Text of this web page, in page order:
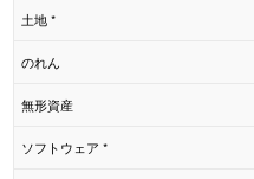
土地 *
のれん
無形資産
ソフトウェア *